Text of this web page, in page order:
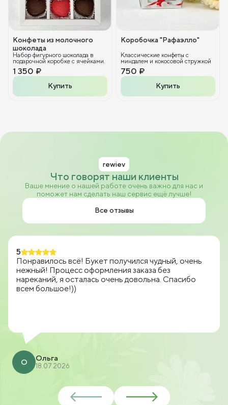
Конфеты из молочного
шоколада
Набор фигурного шоколада в
подарочной коробке с ячейками.
1 350 ₽
Купить
Коробочка "Рафаэлло"
Классические конфеты с
миндалем и кокосовой стружкой
750 ₽
Купить
Что говорят наши клиенты
rewiev
Ваше мнение о нашей работе очень важно для нас и
поможет нам сделать наш сервис ещё лучше!
Все отзывы
5
Понравилось всё! Букет получился чудный, очень
нежный! Процесс оформления заказа без
нареканий, я осталась очень довольна. Спасибо
всем большое!))
О Ольга
18.07.2026